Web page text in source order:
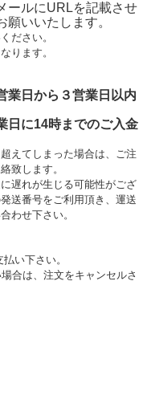
ールにURLを記載させ
いいたします。
ださい。
ります。
業日から３営業日以内
日に14時までのご入金
えてしまった場合は、ご注
致します。
遅れが生じる可能性がござ
送番号をご利用頂き、運送
わせ下さい。
い下さい。
合は、注文をキャンセルさ